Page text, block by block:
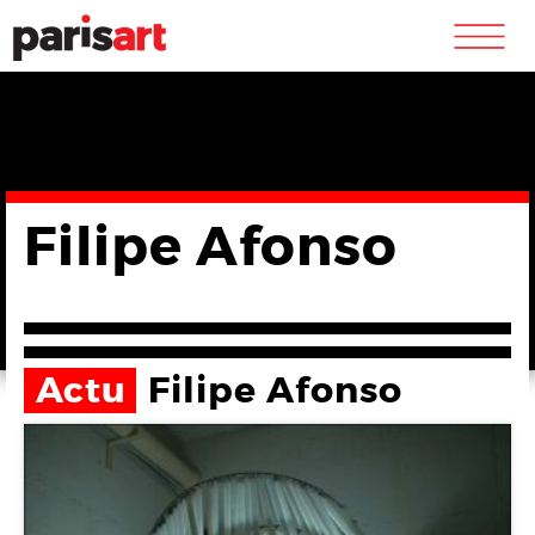
m
Filipe Afonso
Actu Filipe Afonso